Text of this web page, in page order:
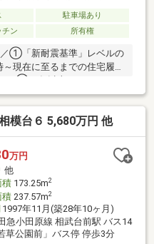
駐車場あり
チン 所有権
／①「新耐震基準」レベルの
現在に至るまでの住宅履歴
のまま引き継ぐことが可能
保可能。物件の詳細情報
。●積水ハウス施工
宅●小田急小田原線「相武
すめ●南向きバルコニー●駐
日は定休日となりますが、
い♪
模台６ 5,680万円 他
万円
他
積173.25m2
積237.57m2
1997年11月(築28年10ヶ月)
急小田原線 相武台前駅 バス14
草公園前」バス停 停歩3分